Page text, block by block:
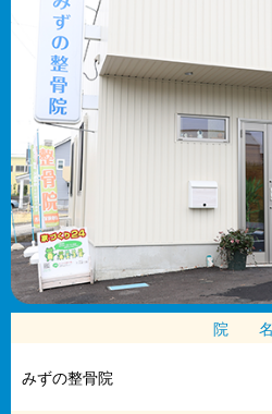
院 名
みずの整骨院